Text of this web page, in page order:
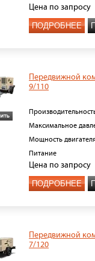
Цена по запросу
ПОДРОБНЕЕ
Передвижной
9/110
Максимальное
Мощность
Питание
Цена по запросу
ПОДРОБНЕЕ
Передвижной
7/120